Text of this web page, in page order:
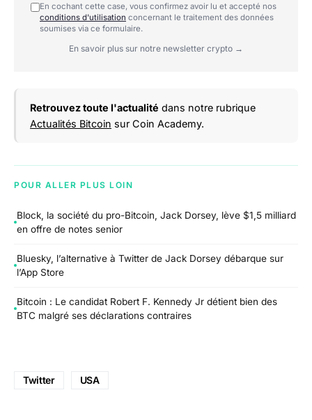
En cochant cette case, vous confirmez avoir lu et accepté nos
conditions d'utilisation concernant le traitement des données
soumises via ce formulaire.
En savoir plus sur notre newsletter crypto →
Retrouvez toute l'actualité dans notre rubrique
Actualités Bitcoin sur Coin Academy.
POUR ALLER PLUS LOIN
Block, la société du pro-Bitcoin, Jack Dorsey, lève $1,5 milliard
en offre de notes senior
Bluesky, l’alternative à Twitter de Jack Dorsey débarque sur
l’App Store
Bitcoin : Le candidat Robert F. Kennedy Jr détient bien des
BTC malgré ses déclarations contraires
Twitter USA